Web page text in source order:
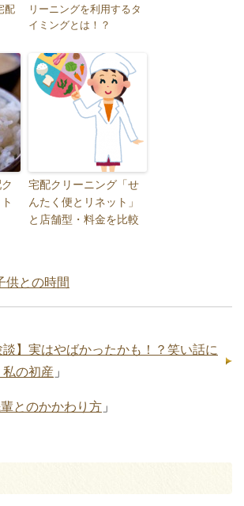
配
リーニングを利用するタ
イミングとは！？
宅配クリーニング「せ
んたく便とリネット」
と店舗型・料金を比較
供との時間
談】実はやばかったかも！？笑い話に
の初産 」
とのかかわり方 」